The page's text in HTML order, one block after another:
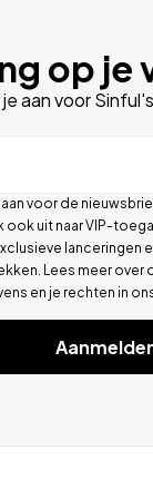
op
je aan voor
voor de
ook uit naar VIP-
lanceringen
Lees meer over
en je rechten in